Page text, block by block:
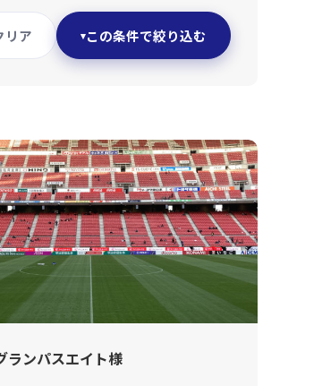
リア ▾この条件で絞り込む
ランパスエイト様